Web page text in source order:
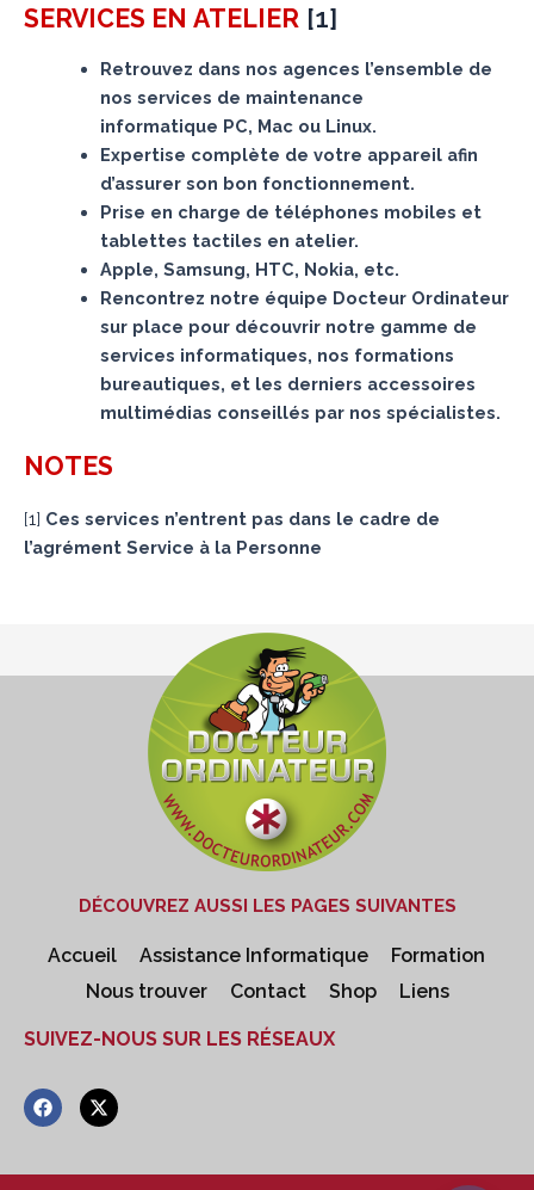
SERVICES EN ATELIER [1]
Retrouvez dans nos agences l’ensemble de
nos services de maintenance
informatique PC, Mac ou Linux.
Expertise complète de votre appareil afin
d’assurer son bon fonctionnement.
Prise en charge de téléphones mobiles et
tablettes tactiles en atelier.
Apple, Samsung, HTC, Nokia, etc.
Rencontrez notre équipe Docteur Ordinateur
sur place pour découvrir notre gamme de
services informatiques, nos formations
bureautiques, et les derniers accessoires
multimédias conseillés par nos spécialistes.
NOTES
[1] Ces services n’entrent pas dans le cadre de
l’agrément Service à la Personne
DÉCOUVREZ AUSSI LES PAGES SUIVANTES
Accueil Assistance Informatique
Formation
Nous trouver
Contact Shop Liens
SUIVEZ-NOUS SUR LES RÉSEAUX
F
a
b
X
-
i